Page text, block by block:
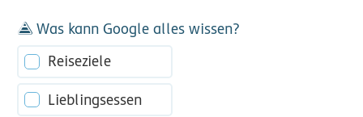
Was kann Google alles wissen?
Reiseziele
Lieblingsessen